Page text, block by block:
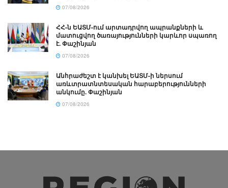
07/08/2026
ՀՀ-ն ԵԱՏՄ-ում արտադրվող ապրանքների և
մատուցվող ծառայությունների կարևոր սպառող
է. Փաշինյան
07/08/2026
Անհրաժեշտ է կանխել ԵԱՏՄ-ի ներսում
առևտրատնտեսական հարաբերությունների
անկումը. Փաշինյան
07/08/2026